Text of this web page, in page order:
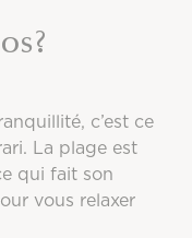
2mm
14mm
44mm
c’est ce
La plage est
qui fait son
vous relaxer